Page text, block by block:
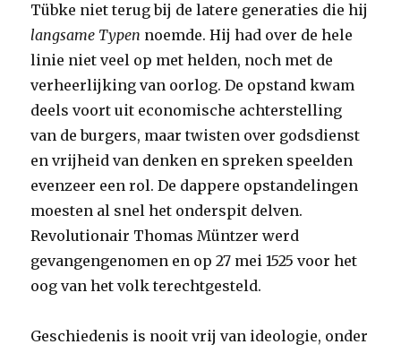
Tübke niet terug bij de latere generaties die hij
langsame Typen noemde. Hij had over de hele
linie niet veel op met helden, noch met de
verheerlijking van oorlog. De opstand kwam
deels voort uit economische achterstelling
van de burgers, maar twisten over godsdienst
en vrijheid van denken en spreken speelden
evenzeer een rol. De dappere opstandelingen
moesten al snel het onderspit delven.
Revolutionair Thomas Müntzer werd
gevangengenomen en op 27 mei 1525 voor het
oog van het volk terechtgesteld.
Geschiedenis is nooit vrij van ideologie, onder